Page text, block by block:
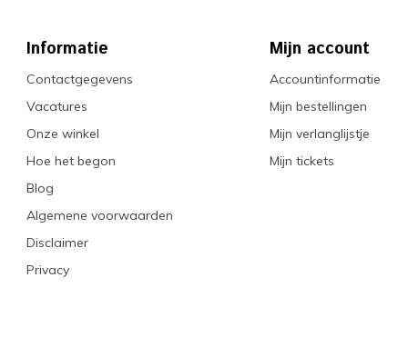
Informatie
Contactgegevens
Vacatures
Onze winkel
Hoe het begon
Blog
Algemene voorwaarden
Disclaimer
Privacy
Mijn account
Accountinformatie
Mijn bestellingen
Mijn verlanglijstje
Mijn tickets